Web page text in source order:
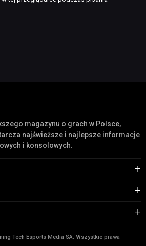
magazynu o grach w Polsce,
najświeższe i najlepsze informacje
i konsolowych.
Tech Esports Media SA. Wszystkie prawa